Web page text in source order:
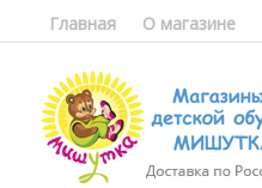
Главная О магазине